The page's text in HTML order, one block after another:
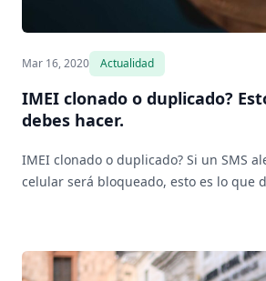
Mar 16, 2020 Actualidad
IMEI clonado o duplicado?
debes hacer.
IMEI clonado o duplicado? Si un SMS
celular será bloqueado, esto es lo que